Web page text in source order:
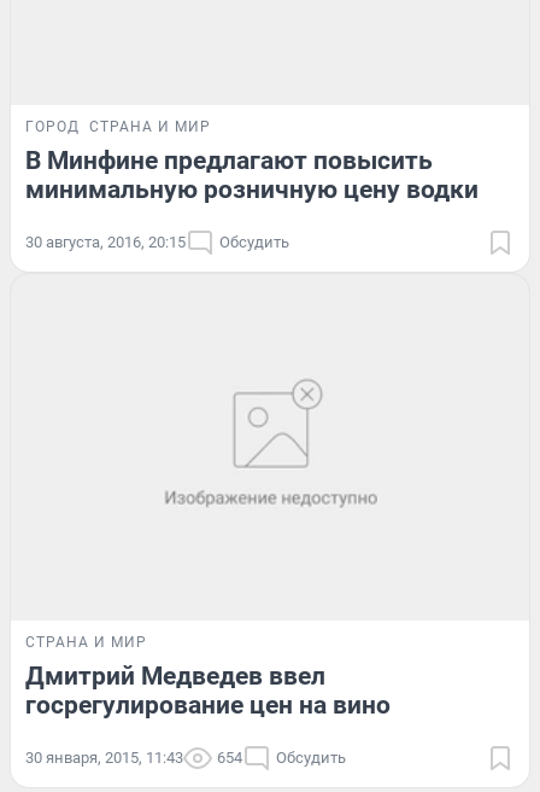
ГОРОД СТРАНА И МИР
В Минфине предлагают повысить
минимальную розничную цену водки
30 августа, 2016, 20:15 Обсудить
СТРАНА И МИР
Дмитрий Медведев ввел
госрегулирование цен на вино
30 января, 2015, 11:43 654 Обсудить